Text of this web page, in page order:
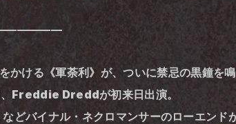
ける《軍荼利》が、ついに禁忌の黒鐘を鳴
Dreddが初来日出演。
バイナル・ネクロマンサーのローエンド